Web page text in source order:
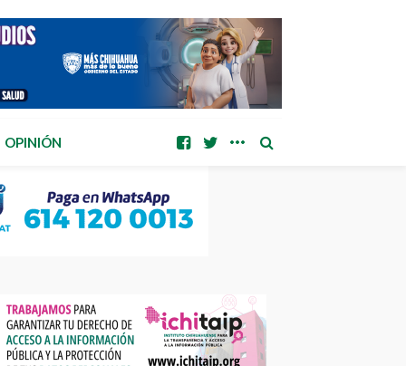
OPINIÓN